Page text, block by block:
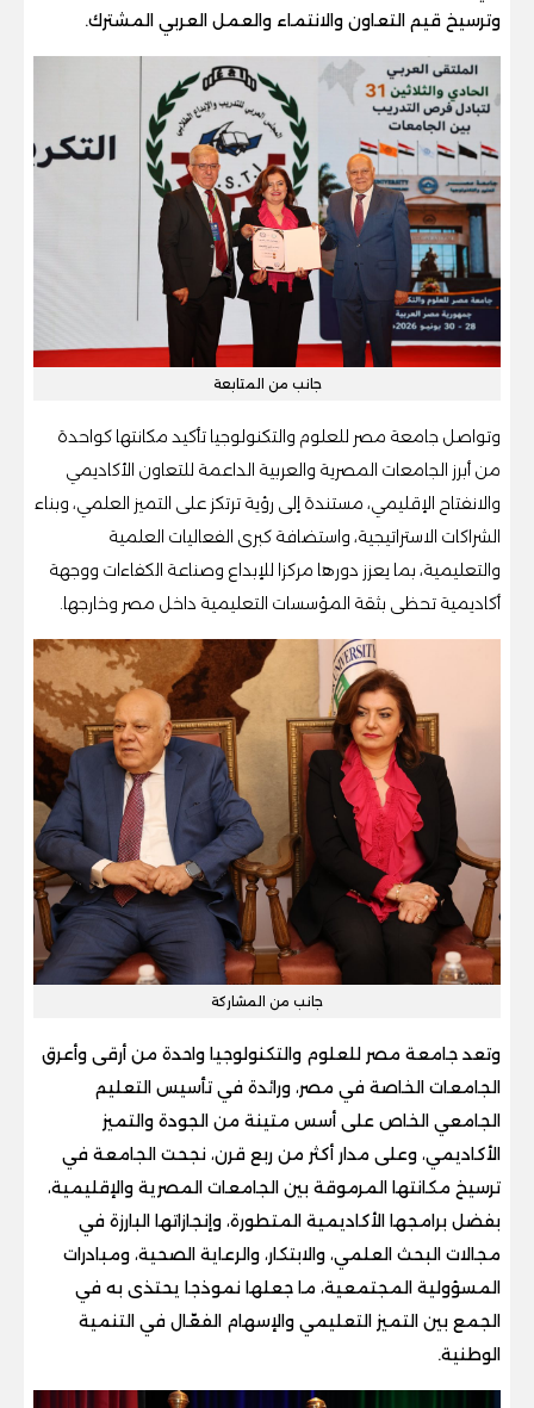
وترسيخ قيم التعاون والانتماء والعمل العربي المشترك.
جانب من المتابعة
وتواصل جامعة مصر للعلوم والتكنولوجيا تأكيد مكانتها كواحدة
من أبرز الجامعات المصرية والعربية الداعمة للتعاون الأكاديمي
والانفتاح الإقليمي، مستندة إلى رؤية ترتكز على التميز العلمي، وبناء
الشراكات الاستراتيجية، واستضافة كبرى الفعاليات العلمية
والتعليمية، بما يعزز دورها مركزا للإبداع وصناعة الكفاءات ووجهة
أكاديمية تحظى بثقة المؤسسات التعليمية داخل مصر وخارجها.
جانب من المشاركة
وتعد جامعة مصر للعلوم والتكنولوجيا واحدة من أرقى وأعرق
الجامعات الخاصة في مصر، ورائدة في تأسيس التعليم
الجامعي الخاص على أسس متينة من الجودة والتميز
الأكاديمي، وعلى مدار أكثر من ربع قرن، نجحت الجامعة في
ترسيخ مكانتها المرموقة بين الجامعات المصرية والإقليمية،
بفضل برامجها الأكاديمية المتطورة، وإنجازاتها البارزة في
مجالات البحث العلمي، والابتكار، والرعاية الصحية، ومبادرات
المسؤولية المجتمعية، ما جعلها نموذجا يحتذى به في
الجمع بين التميز التعليمي والإسهام الفعّال في التنمية
الوطنية.